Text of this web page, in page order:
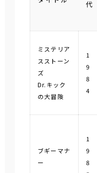
代
ミステリア
スストーン
ズ
Dr.キック
の大冒険
1
9
8
4
ブギーマナ
ー
1
9
8